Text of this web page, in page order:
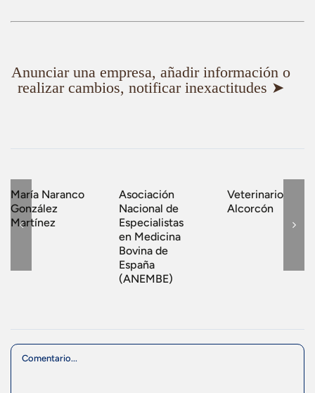
Anunciar una empresa, añadir información o
realizar cambios, notificar inexactitudes ➤
María Naranco
González
Martínez
Asociación
Nacional de
Especialistas
en Medicina
Bovina de
España
(ANEMBE)
Veterinario
Alcorcón
Comment